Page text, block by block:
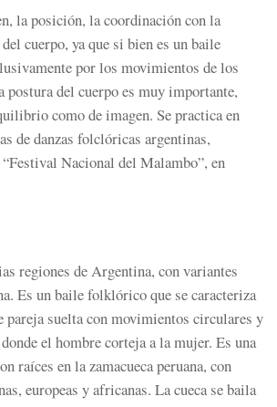
la posición, la coordinación con la
cuerpo, ya que si bien es un baile
por los movimientos de los
postura del cuerpo es muy importante,
como de imagen. Se practica en
de danzas folclóricas argentinas,
Nacional del Malambo”, en
regiones de Argentina, con variantes
Es un baile folklórico que se caracteriza
pareja suelta con movimientos circulares y
el hombre corteja a la mujer. Es una
raíces en la zamacueca peruana, con
europeas y africanas. La cueca se baila